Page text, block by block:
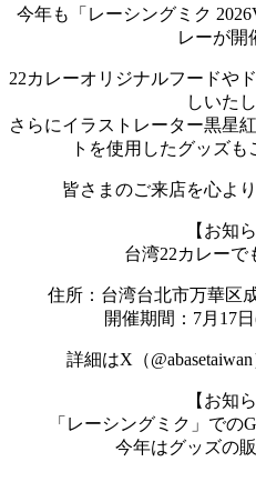
今年も「レーシングミク
レーが開
22カレーオリジナルフードや
しいた
さらにイラストレーター黒星
トを使用したグッズも
皆さまのご来店を心よ
【お知
台湾22カレーで
住所：台湾台北市万華区
開催期間：7月17
詳細はX（
【お知
「レーシングミク」での
今年はグッズの